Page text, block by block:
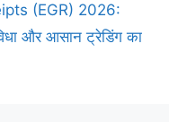
(EGR) 2026:
और आसान ट्रेडिंग का